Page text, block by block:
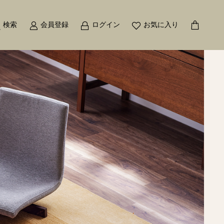
検索 会員登録 ログイン お気に入り